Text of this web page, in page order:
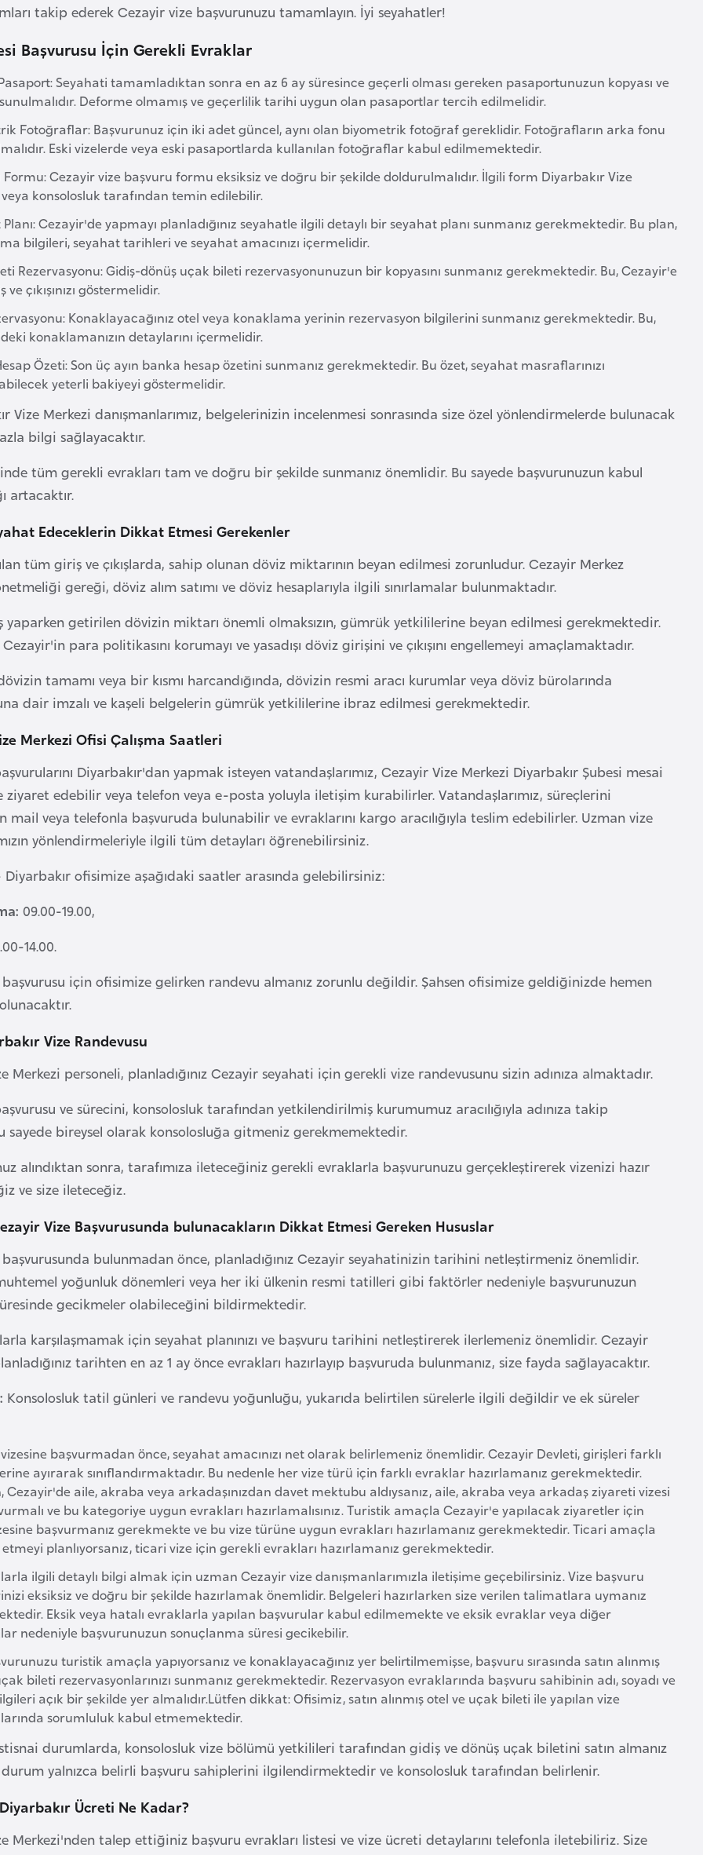
takip ederek Cezayir vize başvurunuzu tamamlayın. İyi seyahatler!
Başvurusu İçin Gerekli Evraklar
Seyahati tamamladıktan sonra en az 6 ay süresince geçerli olması gereken pasaportunuzun kopyası ve
Deforme olmamış ve geçerlilik tarihi uygun olan pasaportlar tercih edilmelidir.
Fotoğraflar: Başvurunuz için iki adet güncel, aynı olan biyometrik fotoğraf gereklidir. Fotoğrafların arka fonu
Eski vizelerde veya eski pasaportlarda kullanılan fotoğraflar kabul edilmemektedir.
Formu: Cezayir vize başvuru formu eksiksiz ve doğru bir şekilde doldurulmalıdır. İlgili form Diyarbakır Vize
konsolosluk tarafından temin edilebilir.
Cezayir'de yapmayı planladığınız seyahatle ilgili detaylı bir seyahat planı sunmanız gerekmektedir. Bu plan,
bilgileri, seyahat tarihleri ve seyahat amacınızı içermelidir.
Rezervasyonu: Gidiş-dönüş uçak bileti rezervasyonunuzun bir kopyasını sunmanız gerekmektedir. Bu, Cezayir'e
çıkışınızı göstermelidir.
Konaklayacağınız otel veya konaklama yerinin rezervasyon bilgilerini sunmanız gerekmektedir. Bu,
konaklamanızın detaylarını içermelidir.
Özeti: Son üç ayın banka hesap özetini sunmanız gerekmektedir. Bu özet, seyahat masraflarınızı
yeterli bakiyeyi göstermelidir.
Vize Merkezi danışmanlarımız, belgelerinizin incelenmesi sonrasında size özel yönlendirmelerde bulunacak
bilgi sağlayacaktır.
tüm gerekli evrakları tam ve doğru bir şekilde sunmanız önemlidir. Bu sayede başvurunuzun kabul
artacaktır.
Edeceklerin Dikkat Etmesi Gerekenler
tüm giriş ve çıkışlarda, sahip olunan döviz miktarının beyan edilmesi zorunludur. Cezayir Merkez
gereği, döviz alım satımı ve döviz hesaplarıyla ilgili sınırlamalar bulunmaktadır.
yaparken getirilen dövizin miktarı önemli olmaksızın, gümrük yetkililerine beyan edilmesi gerekmektedir.
para politikasını korumayı ve yasadışı döviz girişini ve çıkışını engellemeyi amaçlamaktadır.
tamamı veya bir kısmı harcandığında, dövizin resmi aracı kurumlar veya döviz bürolarında
dair imzalı ve kaşeli belgelerin gümrük yetkililerine ibraz edilmesi gerekmektedir.
Merkezi Ofisi Çalışma Saatleri
Diyarbakır'dan yapmak isteyen vatandaşlarımız, Cezayir Vize Merkezi Diyarbakır Şubesi mesai
edebilir veya telefon veya e-posta yoluyla iletişim kurabilirler. Vatandaşlarımız, süreçlerini
mail veya telefonla başvuruda bulunabilir ve evraklarını kargo aracılığıyla teslim edebilirler. Uzman vize
yönlendirmeleriyle ilgili tüm detayları öğrenebilirsiniz.
ofisimize aşağıdaki saatler arasında gelebilirsiniz:
09.00-19.00,
14.00.
için ofisimize gelirken randevu almanız zorunlu değildir. Şahsen ofisimize geldiğinizde hemen
Vize Randevusu
Merkezi personeli, planladığınız Cezayir seyahati için gerekli vize randevusunu sizin adınıza almaktadır.
ve sürecini, konsolosluk tarafından yetkilendirilmiş kurumumuz aracılığıyla adınıza takip
sayede bireysel olarak konsolosluğa gitmeniz gerekmemektedir.
alındıktan sonra, tarafımıza ileteceğiniz gerekli evraklarla başvurunuzu gerçekleştirerek vizenizi hazır
ve size ileteceğiz.
Vize Başvurusunda bulunacakların Dikkat Etmesi Gereken Hususlar
bulunmadan önce, planladığınız Cezayir seyahatinizin tarihini netleştirmeniz önemlidir.
yoğunluk dönemleri veya her iki ülkenin resmi tatilleri gibi faktörler nedeniyle başvurunuzun
gecikmeler olabileceğini bildirmektedir.
karşılaşmamak için seyahat planınızı ve başvuru tarihini netleştirerek ilerlemeniz önemlidir. Cezayir
tarihten en az 1 ay önce evrakları hazırlayıp başvuruda bulunmanız, size fayda sağlayacaktır.
Konsolosluk tatil günleri ve randevu yoğunluğu, yukarıda belirtilen sürelerle ilgili değildir ve ek süreler
başvurmadan önce, seyahat amacınızı net olarak belirlemeniz önemlidir. Cezayir Devleti, girişleri farklı
ayırarak sınıflandırmaktadır. Bu nedenle her vize türü için farklı evraklar hazırlamanız gerekmektedir.
Cezayir'de aile, akraba veya arkadaşınızdan davet mektubu aldıysanız, aile, akraba veya arkadaş ziyareti vizesi
ve bu kategoriye uygun evrakları hazırlamalısınız. Turistik amaçla Cezayir'e yapılacak ziyaretler için
başvurmanız gerekmekte ve bu vize türüne uygun evrakları hazırlamanız gerekmektedir. Ticari amaçla
planlıyorsanız, ticari vize için gerekli evrakları hazırlamanız gerekmektedir.
ilgili detaylı bilgi almak için uzman Cezayir vize danışmanlarımızla iletişime geçebilirsiniz. Vize başvuru
eksiksiz ve doğru bir şekilde hazırlamak önemlidir. Belgeleri hazırlarken size verilen talimatlara uymanız
Eksik veya hatalı evraklarla yapılan başvurular kabul edilmemekte ve eksik evraklar veya diğer
nedeniyle başvurunuzun sonuçlanma süresi gecikebilir.
turistik amaçla yapıyorsanız ve konaklayacağınız yer belirtilmemişse, başvuru sırasında satın alınmış
bileti rezervasyonlarınızı sunmanız gerekmektedir. Rezervasyon evraklarında başvuru sahibinin adı, soyadı ve
açık bir şekilde yer almalıdır.Lütfen dikkat: Ofisimiz, satın alınmış otel ve uçak bileti ile yapılan vize
sorumluluk kabul etmemektedir.
durumlarda, konsolosluk vize bölümü yetkilileri tarafından gidiş ve dönüş uçak biletini satın almanız
yalnızca belirli başvuru sahiplerini ilgilendirmektedir ve konsolosluk tarafından belirlenir.
Ücreti Ne Kadar?
Merkezi'nden talep ettiğiniz başvuru evrakları listesi ve vize ücreti detaylarını telefonla iletebiliriz. Size